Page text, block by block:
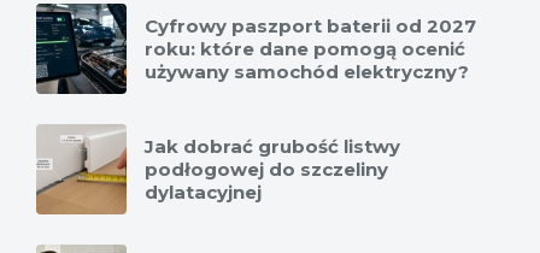
Cyfrowy paszport baterii od 2027
roku: które dane pomogą ocenić
używany samochód elektryczny?
Jak dobrać grubość listwy
podłogowej do szczeliny
dylatacyjnej